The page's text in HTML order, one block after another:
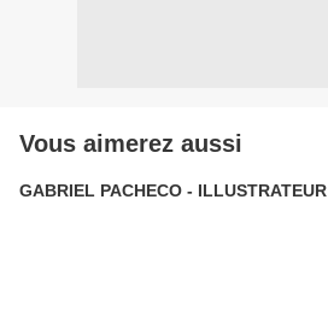
Vous aimerez aussi
GABRIEL PACHECO - ILLUSTRATEUR